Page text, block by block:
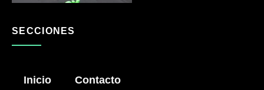
SECCIONES
Inicio Contacto